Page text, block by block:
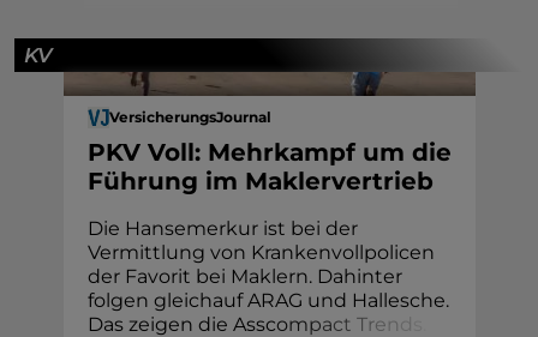
KV
VersicherungsJournal
PKV Voll: Mehrkampf um die
Führung im Maklervertrieb
Die Hansemerkur ist bei der
Vermittlung von Krankenvollpolicen
der Favorit bei Maklern. Dahinter
folgen gleichauf ARAG und Hallesche.
Das zeigen die Asscompact Trend